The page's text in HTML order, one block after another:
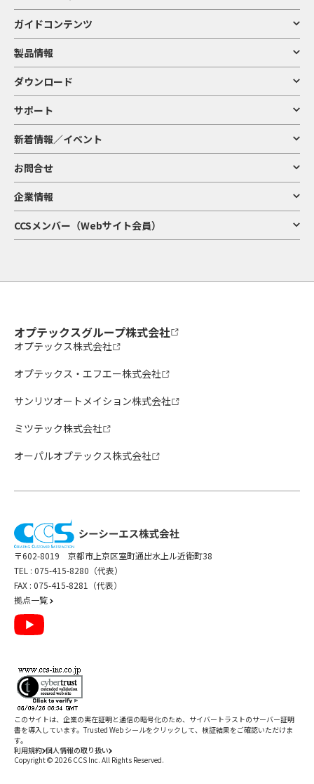
ガイドコンテンツ
製品情報
ダウンロード
サポート
新着情報／イベント
お問合せ
企業情報
CCSメンバー（Webサイト会員）
オプテックスグループ株式会社
オプテックス株式会社
オプテックス・エフエー株式会社
サンリツオートメイション株式会社
ミツテック株式会社
オーパルオプテックス株式会社
〒602-8019 京都市上京区室町通出水上ル近衛町38
TEL : 075-415-8280（代表）
FAX : 075-415-8281（代表）
拠点一覧
利用規約 個人情報の取り扱い
Copyright © 2026 CCS Inc. All Rights Reserved.
このサイトは、企業の実在証明と通信の暗号化のため、サイバートラストのサーバー証明
書を導入しています。Trusted Web シールをクリックして、検証結果をご確認いただけま
す。